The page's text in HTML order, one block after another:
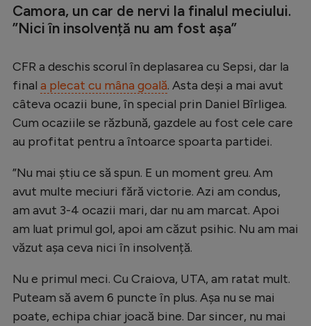
Stranieri
Clasamente
Tenis
Formula 1
Gimnastică
Auto
Ciclism
Alte sporturi
Camora, un car de nervi la finalul meciului.
”Nici în insolvență nu am fost așa”
CFR a deschis scorul în deplasarea cu Sepsi, dar la
final a plecat cu mâna goală. Asta deși a mai avut
câteva ocazii bune, în special prin Daniel Bîrligea.
Cum ocaziile se răzbună, gazdele au fost cele care
au profitat pentru a întoarce spoarta partidei.
”Nu mai știu ce să spun. E un moment greu. Am
avut multe meciuri fără victorie. Azi am condus,
am avut 3-4 ocazii mari, dar nu am marcat. Apoi
am luat primul gol, apoi am căzut psihic. Nu am mai
văzut așa ceva nici în insolvență.
Nu e primul meci. Cu Craiova, UTA, am ratat mult.
Puteam să avem 6 puncte în plus. Așa nu se mai
poate, echipa chiar joacă bine. Dar sincer, nu mai